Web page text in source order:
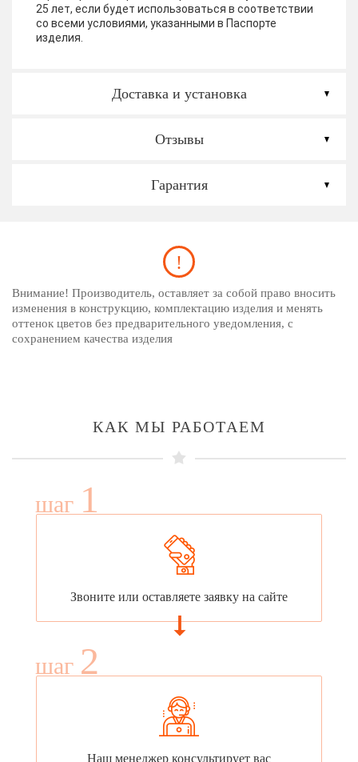
25 лет, если будет использоваться в соответствии
со всеми условиями, указанными в Паспорте
изделия.
Доставка и установка
Отзывы
Гарантия
Внимание! Производитель, оставляет за собой право вносить
изменения в конструкцию, комплектацию изделия и менять
оттенок цветов без предварительного уведомления, с
сохранением качества изделия
КАК МЫ РАБОТАЕМ
шаг 1
Звоните или оставляете заявку на сайте
шаг 2
Наш менеджер консультирует вас